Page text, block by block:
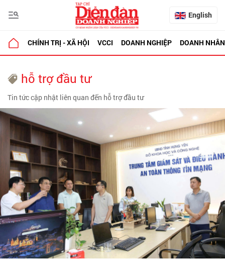
English
CHÍNH TRỊ - XÃ HỘI VCCI DOANH NGHIỆP DOANH NHÂN
hỗ trợ đầu tư
Tin tức cập nhật liên quan đến hỗ trợ đầu tư